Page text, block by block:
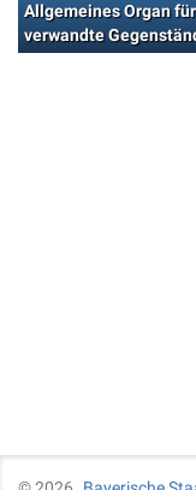
Allgemeines Organ
verwandte